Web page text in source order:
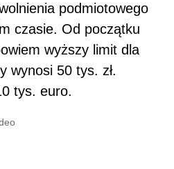
podmiotowego
czasie. Od początku
wyższy limit dla
wynosi 50 tys. zł.
tys. euro.